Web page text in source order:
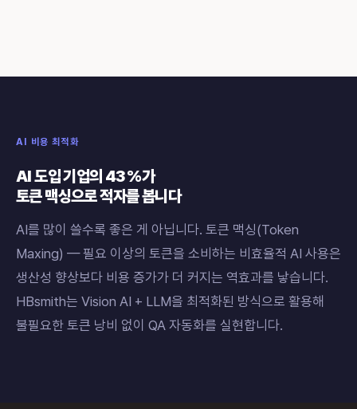
AI 비용 최적화
AI 도입 기업의 43%가
토큰 맥싱으로 적자를 봅니다
AI를 많이 쓸수록 좋은 게 아닙니다. 토큰 맥싱(Token
Maxing) — 필요 이상의 토큰을 소비하는 비효율적 AI 사용은
생산성 향상보다 비용 증가가 더 커지는 역효과를 낳습니다.
HBsmith는 Vision AI + LLM을 최적화된 방식으로 활용해
불필요한 토큰 낭비 없이 QA 자동화를 실현합니다.